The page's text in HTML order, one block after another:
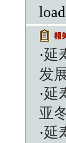
·延
发
·延
亚
·延